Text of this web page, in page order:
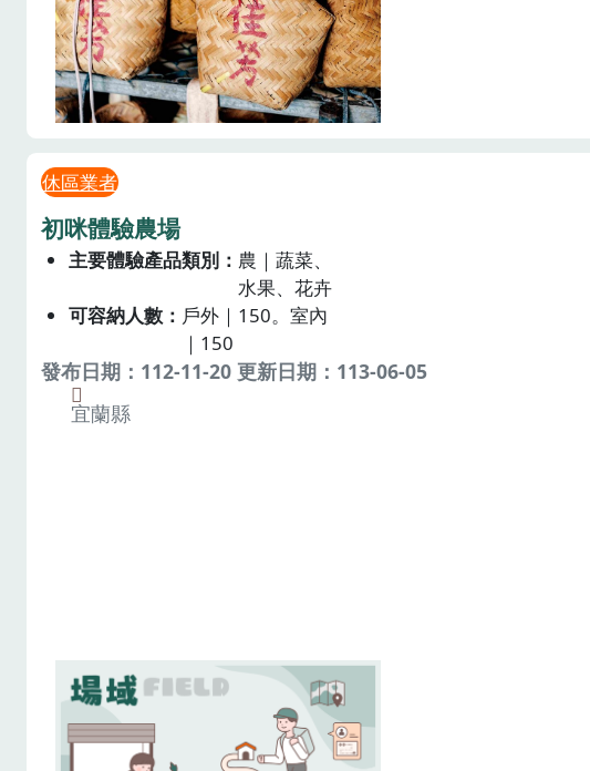
休區業者
初咪體驗農場
主要體驗產品類別
農｜蔬菜、
水果、花卉
可容納人數
戶外｜150。室內
｜150
發布日期：112-11-20 更新日期：113-06-05
宜蘭縣